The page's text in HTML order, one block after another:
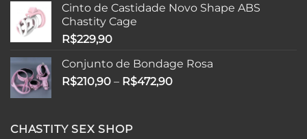
Cinto de Castidade Novo Shape ABS
Chastity Cage
R$229,90
Conjunto de Bondage Rosa
R$210,90 – R$472,90Faixa
CHASTITY SEX SHOP